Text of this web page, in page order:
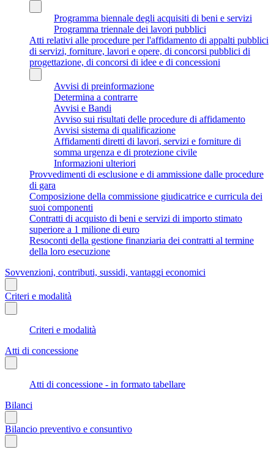
Programma biennale degli acquisiti di beni e servizi
Programma triennale dei lavori pubblici
Atti relativi alle procedure per l'affidamento di appalti pubblici
di servizi, forniture, lavori e opere, di concorsi pubblici di
progettazione, di concorsi di idee e di concessioni
Avvisi di preinformazione
Determina a contrarre
Avvisi e Bandi
Avviso sui risultati delle procedure di affidamento
Avvisi sistema di qualificazione
Affidamenti diretti di lavori, servizi e forniture di
somma urgenza e di protezione civile
Informazioni ulteriori
Provvedimenti di esclusione e di ammissione dalle procedure
di gara
Composizione della commissione giudicatrice e curricula dei
suoi componenti
Contratti di acquisto di beni e servizi di importo stimato
superiore a 1 milione di euro
Resoconti della gestione finanziaria dei contratti al termine
della loro esecuzione
Sovvenzioni, contributi, sussidi, vantaggi economici
Criteri e modalità
Criteri e modalità
Atti di concessione
Atti di concessione - in formato tabellare
Bilanci
Bilancio preventivo e consuntivo